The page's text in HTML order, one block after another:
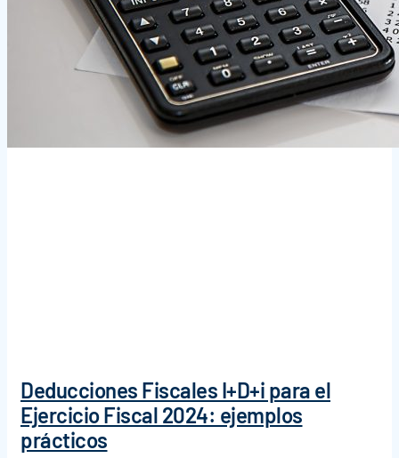
Deducciones Fiscales I+D+i para el
Ejercicio Fiscal 2024: ejemplos
prácticos